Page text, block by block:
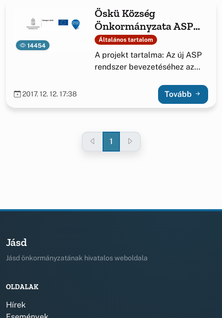
14454
Öskü Község
Önkormányzata ASP
központhoz való
csatlakozása projekt
Általános tartalom
A projekt tartalma: Az új ASP
rendszer bevezetéséhez az
Hivatal mindhárom
2017. 12. 12. 17:38 Tovább
1
Jásd
Jásd önkormányzatának hivatalos weboldala
OLDALAK
Hírek